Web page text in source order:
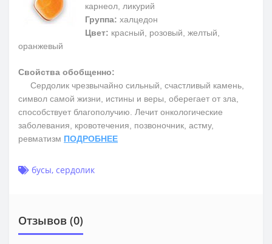
карнеол, ликурий
Группа: халцедон
Цвет: красный, розовый, желтый,
оранжевый
Свойства обобщенно:
Сердолик чрезвычайно сильный, счастливый камень,
символ самой жизни, истины и веры, оберегает от зла,
способствует благополучию. Лечит онкологические
заболевания, кровотечения, позвоночник, астму,
ревматизм ПОДРОБНЕЕ
бусы, сердолик
Отзывов (0)